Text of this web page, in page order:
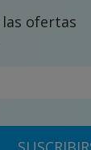
ofertas